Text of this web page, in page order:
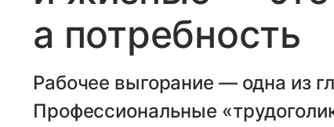
а потребность
Рабочее выгорание — одна из
Профессиональные